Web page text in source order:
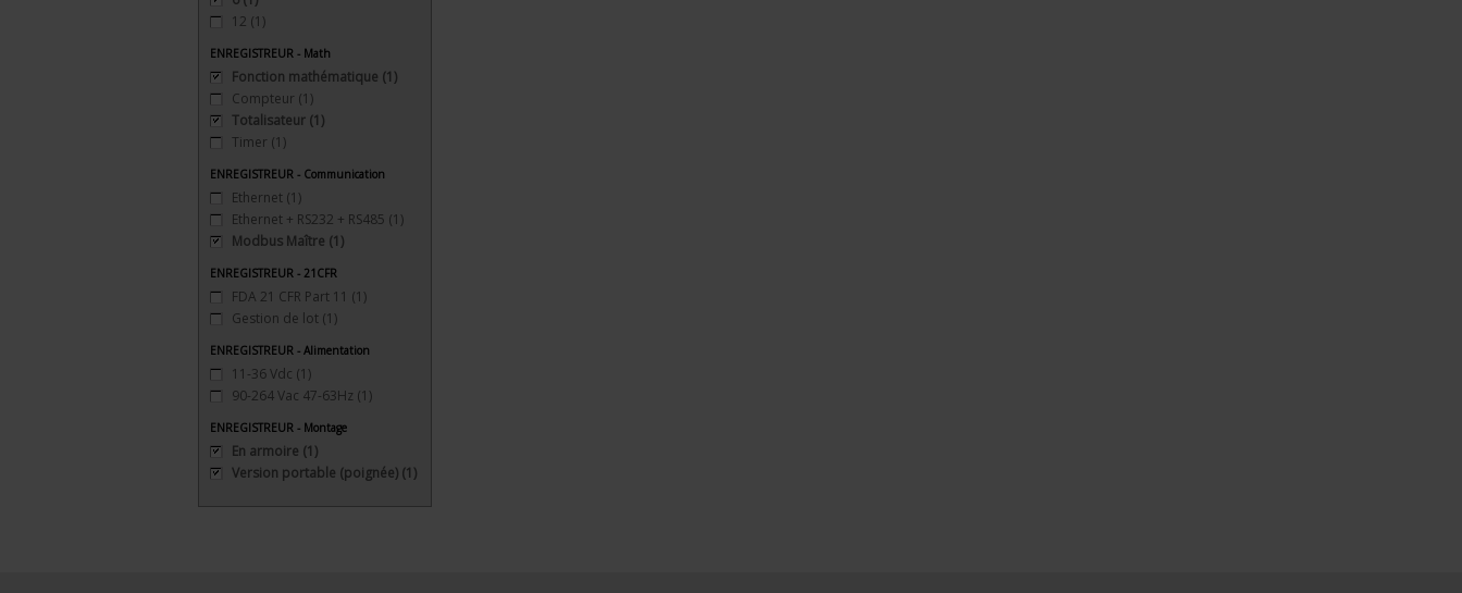
12 (1)
ENREGISTREUR - Math
Fonction mathématique (1)
Compteur (1)
Totalisateur (1)
Timer (1)
ENREGISTREUR - Communication
Ethernet (1)
Ethernet + RS232 + RS485 (1)
Modbus Maître (1)
ENREGISTREUR - 21CFR
FDA 21 CFR Part 11 (1)
Gestion de lot (1)
ENREGISTREUR - Alimentation
11-36 Vdc (1)
90-264 Vac 47-63Hz (1)
ENREGISTREUR - Montage
En armoire (1)
Version portable (poignée) (1)